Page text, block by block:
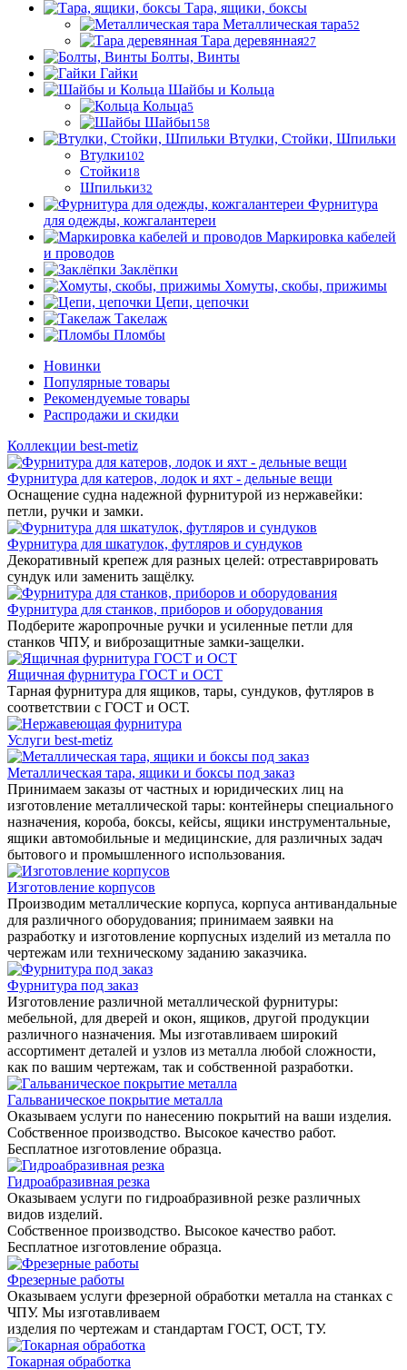
Тара, ящики, боксы
Металлическая тара52
Тара деревянная27
Болты, Винты
Гайки
Шайбы и Кольца
Кольца5
Шайбы158
Втулки, Стойки, Шпильки
Втулки102
Стойки18
Шпильки32
Фурнитура
для одежды, кожгалантереи
Маркировка кабелей
и проводов
Заклёпки
Хомуты, скобы, прижимы
Цепи, цепочки
Такелаж
Пломбы
Новинки
Популярные товары
Рекомендуемые товары
Распродажи и скидки
Коллекции best-metiz
Фурнитура для катеров, лодок и яхт - дельные вещи
Оснащение судна надежной фурнитурой из нержавейки:
петли, ручки и замки.
Фурнитура для шкатулок, футляров и сундуков
Декоративный крепеж для разных целей: отреставрировать
сундук или заменить защёлку.
Фурнитура для станков, приборов и оборудования
Подберите жаропрочные ручки и усиленные петли для
станков ЧПУ, и виброзащитные замки-защелки.
Ящичная фурнитура ГОСТ и ОСТ
Тарная фурнитура для ящиков, тары, сундуков, футляров в
соответствии с ГОСТ и ОСТ.
Услуги best-metiz
Металлическая тара, ящики и боксы под заказ
Принимаем заказы от частных и юридических лиц на
изготовление металлической тары: контейнеры специального
назначения, короба, боксы, кейсы, ящики инструментальные,
ящики автомобильные и медицинские, для различных задач
бытового и промышленного использования.
Изготовление корпусов
Производим металлические корпуса, корпуса антивандальные
для различного оборудования; принимаем заявки на
разработку и изготовление корпусных изделий из металла по
чертежам или техническому заданию заказчика.
Фурнитура под заказ
Изготовление различной металлической фурнитуры:
мебельной, для дверей и окон, ящиков, другой продукции
различного назначения. Мы изготавливаем широкий
ассортимент деталей и узлов из металла любой сложности,
как по вашим чертежам, так и собственной разработки.
Гальваническое покрытие металла
Оказываем услуги по нанесению покрытий на ваши изделия.
Собственное производство. Высокое качество работ.
Бесплатное изготовление образца.
Гидроабразивная резка
Оказываем услуги по гидроабразивной резке различных
видов изделий.
Собственное производство. Высокое качество работ.
Бесплатное изготовление образца.
Фрезерные работы
Оказываем услуги фрезерной обработки металла на станках с
ЧПУ. Мы изготавливаем
изделия по чертежам и стандартам ГОСТ, ОСТ, ТУ.
Токарная обработка